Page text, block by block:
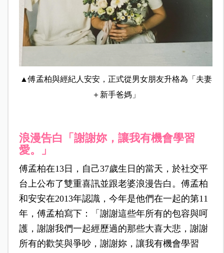
▲傅孟柏與經紀人安安，正式從男女朋友升格為「夫妻
＋新手爸媽」
浪漫告白「謝謝妳，讓我有機會學習
愛。」
傅孟柏在13日，自己37歲生日的當天，於社交平
台上公布了雙重喜訊並跟老婆浪漫告白。傅孟柏
和安安在2013年認識，今年是他們在一起的第11
年，傅孟柏寫下：「謝謝這些年所有的包容與呵
護，謝謝我們一起經歷過的那些大喜大悲，謝謝
所有的歡笑與爭吵，謝謝妳，讓我有機會學習